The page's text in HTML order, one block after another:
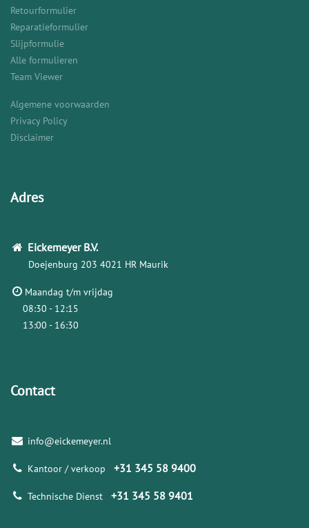
Retourformulier
Reparatieformulier
Slijpformulie
Alle formulieren
Team Viewer
Algemene voorwaarden
Privacy Policy
Disclaimer
Adres
Eickemeyer B.V.
Doejenburg 203 4021 HR Maurik
Maandag t/m vrijdag
08:30 - 12:15
13:00 - 16:30
Contact
info@eickemeyer.nl
Kantoor / verkoop +31 345 58 9400
Technische Dienst +31 345 58 9401